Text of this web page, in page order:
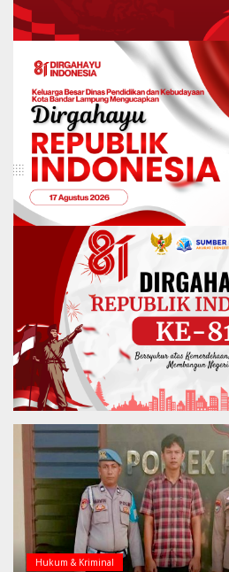
Hukum & Kriminal